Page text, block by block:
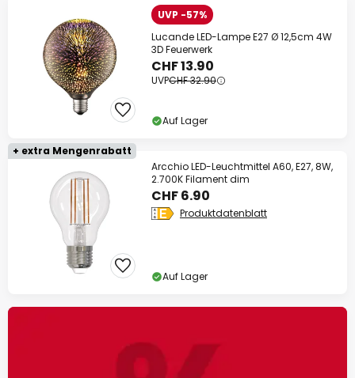
UVP -57%
Lucande LED-Lampe E27 Ø 12,5cm 4W
3D Feuerwerk
CHF 13.90
UVPCHF 32.90
Auf Lager
+ extra Mengenrabatt
Arcchio LED-Leuchtmittel A60, E27, 8W,
2.700K Filament dim
CHF 6.90
Produktdatenblatt
Auf Lager